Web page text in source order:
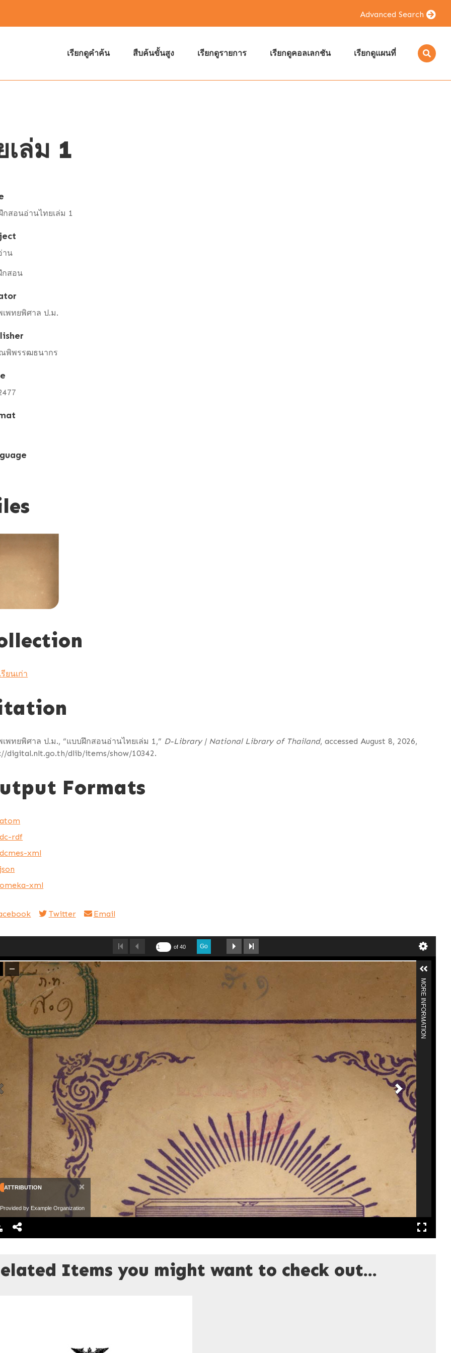
Advanced Search
เรียกดูคำค้น สืบค้นขั้นสูง เรียกดูรายการ เรียกดูคอลเลกชัน เรียกดูแผนที่
ล่ม 1
กสอนอ่านไทยเล่ม 1
าน
กสอน
เพทยพิศาล ป.ม.
พิพรรฒธนากร
ยนเก่า
เพทยพิศาล ป.ม., “แบบฝึกสอนอ่านไทยเล่ม 1,” D-Library | National Library of Thailand, accessed August 8, 2026,
digital.nlt.go.th/dlib/items/show/10342.
Formats
atom
dc-rdf
dcmes-xml
json
omeka-xml
Twitter Email
of 40 Go
ATTRIBUTION ×
Provided by Example Organization
MORE INFORMATION
Items you might want to check out...